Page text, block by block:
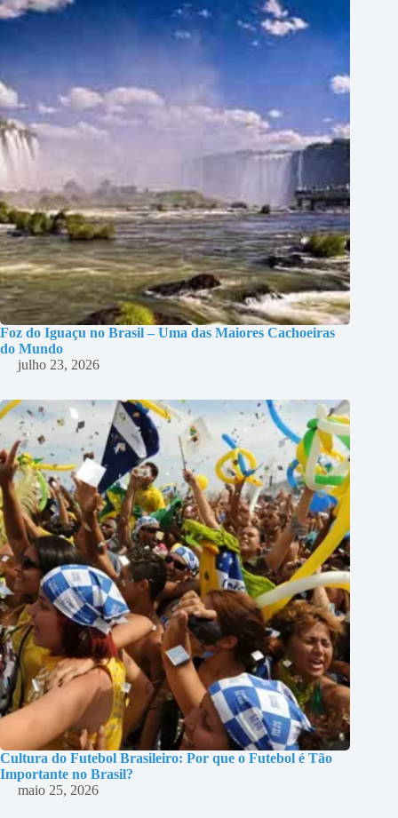
Foz do Iguaçu no Brasil – Uma das Maiores Cachoeiras
do Mundo
julho 23, 2026
Cultura do Futebol Brasileiro: Por que o Futebol é Tão
Importante no Brasil?
maio 25, 2026